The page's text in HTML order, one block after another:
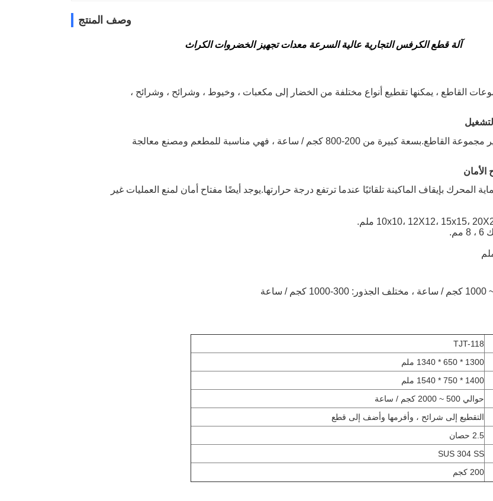
وصف المنتج
آلة قطع الكرفس التجارية عالية السرعة معدات تجهيز الخضروات الكراث
القاطع ، يمكنها تقطيع أنواع مختلفة من الخضار إلى مكعبات ، وخيوط ، وشرائح ، وشرائح ،
سهل التشغيل وتغيير مجموعة القاطع.بسعة كبيرة من 200-800 كجم / ساعة ، فهي مناسبة للمطعم ومصنع معالجة
الأمان
المحرك بإيقاف الماكينة تلقائيًا عندما ترتفع درجة حرارتها.يوجد أيضًا مفتاح أمان لمنع العمليات غير
TJT-118
1300 * 650 * 1340 ملم
1400 * 750 * 1540 ملم
حوالي 500 ~ 2000 كجم / ساعة
التقطيع إلى شرائح ، وأفرمها وأضف إلى قطع
2.5 حصان
SUS 304 SS
200 كجم